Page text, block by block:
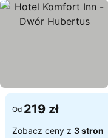
Od 219 zł
Zobacz ceny z 3 stron